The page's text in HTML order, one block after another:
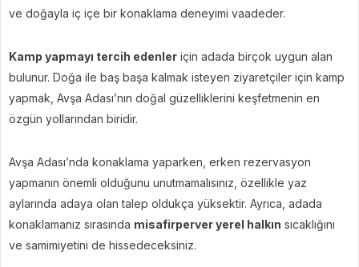
ve doğayla iç içe bir konaklama deneyimi vaadeder.
Kamp yapmayı tercih edenler için adada birçok uygun alan
bulunur. Doğa ile baş başa kalmak isteyen ziyaretçiler için kamp
yapmak, Avşa Adası’nın doğal güzelliklerini keşfetmenin en
özgün yollarından biridir.
Avşa Adası’nda konaklama yaparken, erken rezervasyon
yapmanın önemli olduğunu unutmamalısınız, özellikle yaz
aylarında adaya olan talep oldukça yüksektir. Ayrıca, adada
konaklamanız sırasında misafirperver yerel halkın sıcaklığını
ve samimiyetini de hissedeceksiniz.